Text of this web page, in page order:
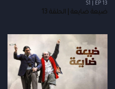
S1 | EP 13
ضيعة ضايعة | الحلقة 13